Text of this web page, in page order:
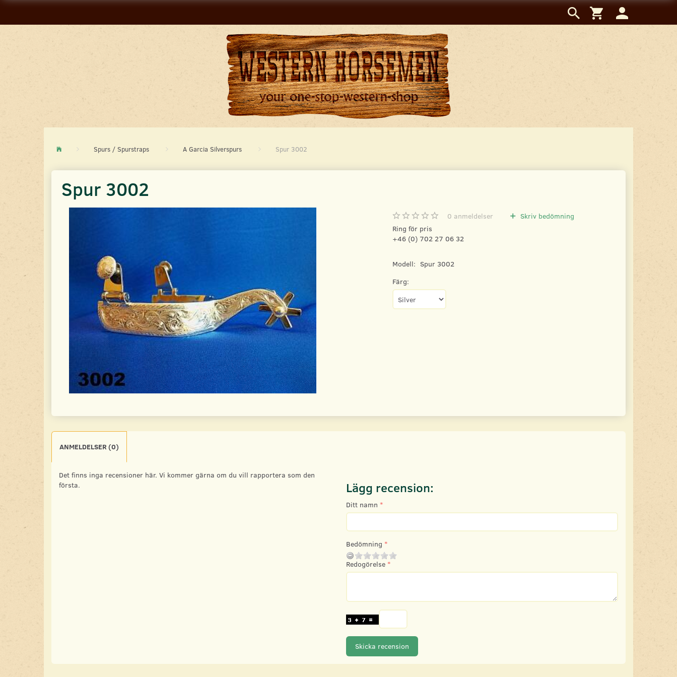
Spurs / Spurstraps A Garcia Silverspurs Spur 3002
Spur 3002
0 anmeldelser
Skriv bedömning
Ring för pris
+46 (0) 702 27 06 32
Modell: Spur 3002
Färg:
ANMELDELSER (0)
Det finns inga recensioner här. Vi kommer gärna om du vill rapportera som den
första.
Lägg recension:
Ditt namn
Bedömning
Redogörelse
Skicka recension